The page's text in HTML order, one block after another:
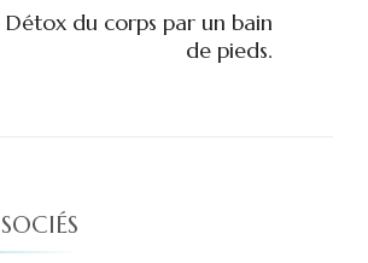
du corps par un bain
de pieds.